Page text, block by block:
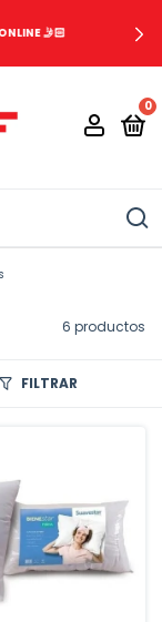
🤳🏻
0
6 productos
FILTRAR